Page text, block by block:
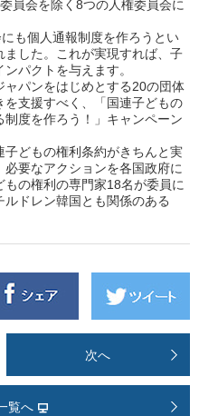
員会を除く8つの人権委員会に
も個人通報制度を作ろうとい
した。これが実現すれば、子
パクトを与えます。
ャパンをはじめとする20の団体
支援すべく、「国連子どもの
度を作ろう！」キャンペーン
どもの権利条約がきちんと実
要なアクションを各国政府に
の権利の専門家18名が委員に
ドレン韓国とも関係のある
次へ
覧へ